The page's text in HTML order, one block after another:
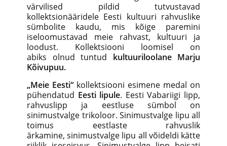
värvilised pildid tutvustavad
kollektsionääridele Eesti kultuuri rahvuslike
sümbolite kaudu, mis kõige paremini
iseloomustavad meie rahvast, kultuuri ja
loodust. Kollektsiooni loomisel on
abiks olnud tuntud kultuuriloolane Marju
Kõivupuu.
„Meie Eesti“ kollektsiooni esimene medal on
pühendatud Eesti lipule. Eesti Vabariigi lipp,
rahvuslipp ja eestluse sümbol on
sinimustvalge trikoloor. Sinimustvalge lipu all
toimus eestlaste rahvuslik
ärkamine, sinimustvalge lipu all võideldi kätte